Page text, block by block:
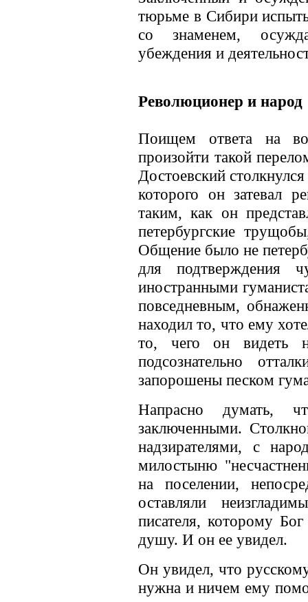
тюрьме в Сибири
со знаменем,
убеждения и
Революционер и народ
Поищем ответа на
произойти такой
Достоевский
которого он затевал
таким, как он
петербургские
Общение было не
для подтверждения
иностранными
повседневным,
находил то, что ему
то, чего он видеть
подсознательно
запорошены песком
Напрасно думать,
заключенными.
надзирателями, с
милостыню
на поселении,
оставляли
писателя, которому
душу. И он ее увидел.
Он увидел, что
нужна и ничем ему